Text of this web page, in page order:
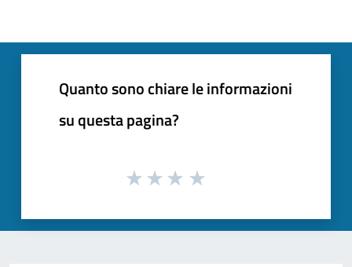
Quanto sono chiare le informazioni
su questa pagina?